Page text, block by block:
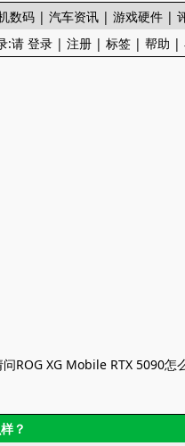
数码 | 汽车资讯 | 游戏硬件 |
:请 登录 | 注册 | 标签 | 帮助 |
问ROG XG Mobile RTX 5090怎
？